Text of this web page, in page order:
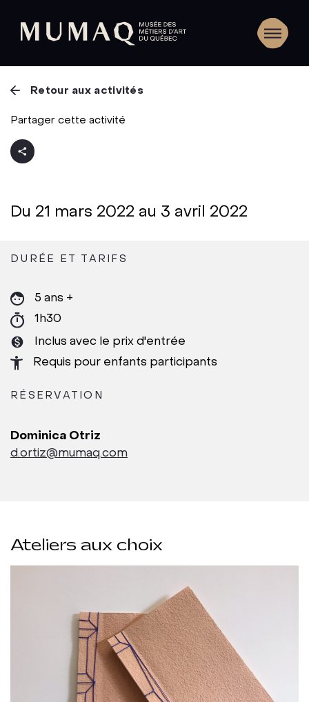
Retour aux activités
Partager cette activité
Du 21 mars 2022 au 3 avril 2022
DURÉE ET TARIFS
5 ans +
1h30
Inclus avec le prix d'entrée
Requis pour enfants participants
RÉSERVATION
Dominica Otriz
d.ortiz@mumaq.com
Ateliers aux choix